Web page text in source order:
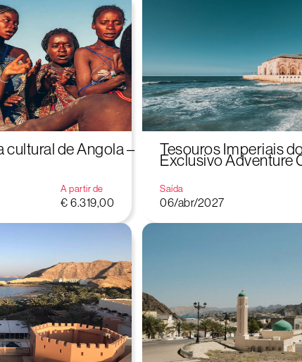
cultural de Angola –
A partir de
€ 6.319,00
Tesouros Imperiais
Exclusivo Adventure
Saída
06/abr/2027